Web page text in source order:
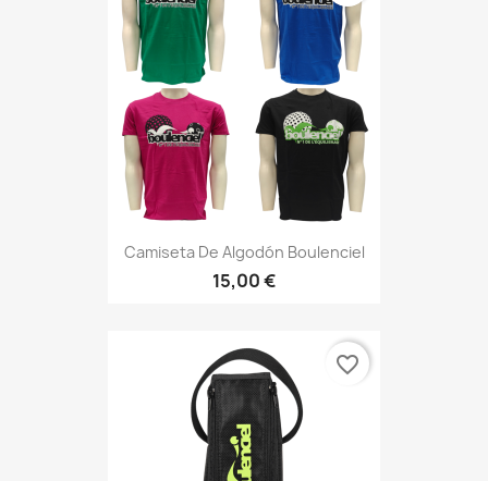
Camiseta De Algodón Boulenciel
15,00 €
favorite_border